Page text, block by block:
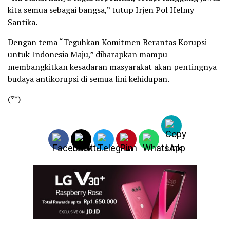
kita semua sebagai bangsa,” tutup Irjen Pol Helmy
Santika.
Dengan tema “Teguhkan Komitmen Berantas Korupsi
untuk Indonesia Maju,” diharapkan mampu
membangkitkan kesadaran masyarakat akan pentingnya
budaya antikorupsi di semua lini kehidupan.
(**)